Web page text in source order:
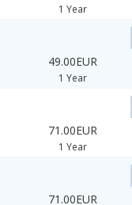
1 Year
49.00EUR
1 Year
71.00EUR
1 Year
71.00EUR